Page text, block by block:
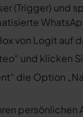
(Trigger) und
von Logit auf
und klicken
die Option